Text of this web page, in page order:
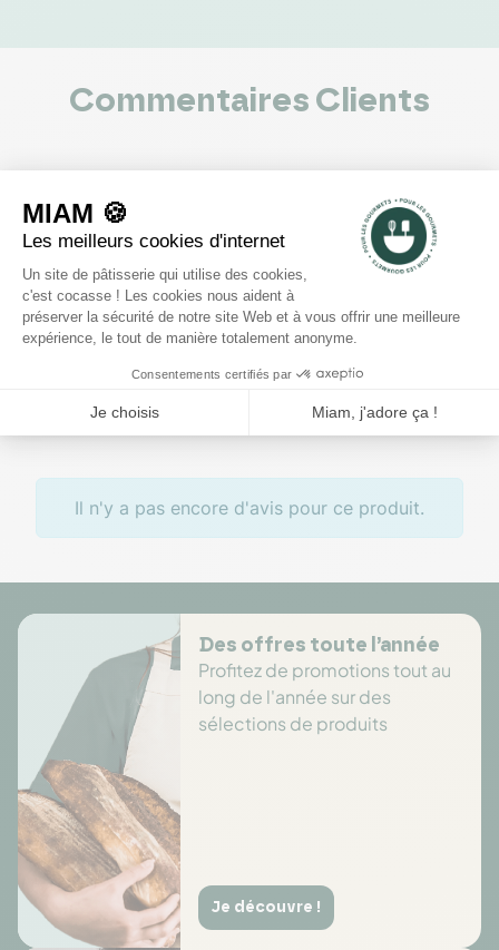
Commentaires Clients
5
4
3
2
Rédiger un avis
Il n'y a pas encore d'avis pour ce produit.
Des offres toute l’année
Profitez de promotions tout au
long de l'année sur des
sélections de produits
Je découvre !